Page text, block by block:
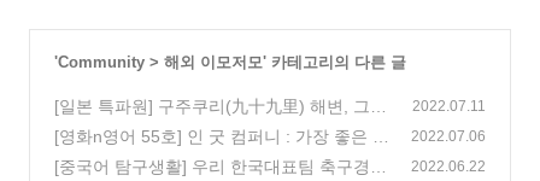
'Community > 해외 이모저모' 카테고리의 다른 글
[일본 특파원] 구주쿠리(九十九里) 해변, 그리
고 호키 미술관
(0)
2022.07.11
[영화n영어 55호] 인 굿 컴퍼니 : 가장 좋은 결
과는 뭔지 알겠나? 옳은 일을 했다는 걸세
2022.07.06
[중국어 탐구생활] 우리 한국대표팀 축구경기
2022.06.22